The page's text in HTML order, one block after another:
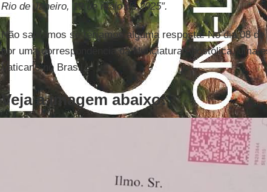
Rio de Janeiro, 19 de maio de 2025″.
Não sabíamos se teríamos alguma resposta. No dia 08
por uma correspondência da Nunciatura Apostólica, uma
Vaticano no Brasil.
Veja a imagem abaixo: